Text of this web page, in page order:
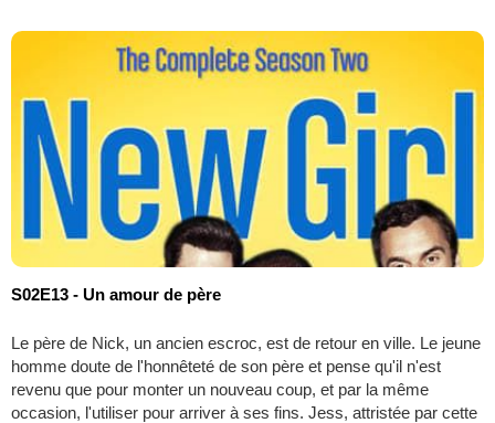
S02E13 - Un amour de père
Le père de Nick, un ancien escroc, est de retour en ville. Le jeune
homme doute de l'honnêteté de son père et pense qu'il n'est
revenu que pour monter un nouveau coup, et par la même
occasion, l'utiliser pour arriver à ses fins. Jess, attristée par cette